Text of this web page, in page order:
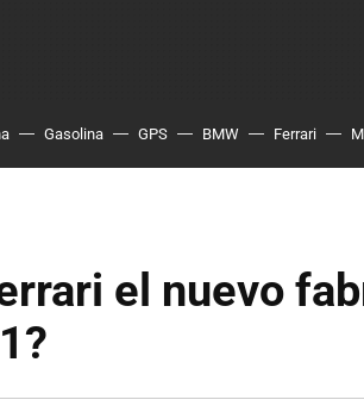
Gasolina GPS BMW Ferrari
el nuevo